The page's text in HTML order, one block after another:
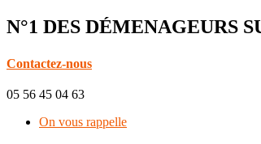
N°1 DES DÉMENAGEURS
Contactez-nous
05 56 45 04 63
On vous rappelle